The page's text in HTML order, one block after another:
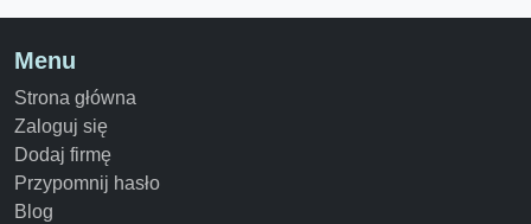
Menu
Strona główna
Zaloguj się
Dodaj firmę
Przypomnij hasło
Blog